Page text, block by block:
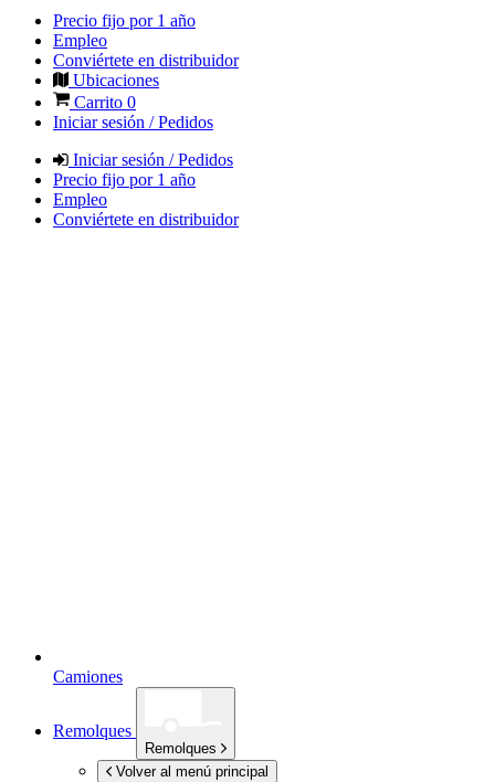
Precio fijo por 1 año
Empleo
Conviértete en distribuidor
Ubicaciones
Carrito 0
Iniciar sesión / Pedidos
Iniciar sesión / Pedidos
Precio fijo por 1 año
Empleo
Conviértete en distribuidor
Camiones
Remolques
Remolques
Volver al menú principal